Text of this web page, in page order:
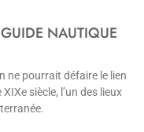
NAUTIQUE
ne pourrait défaire le lien
siècle, l’un des lieux